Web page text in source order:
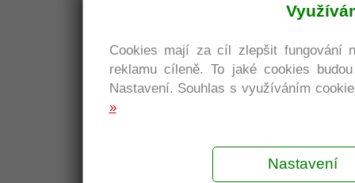
Cookies mají za cíl zlepšit fungování
reklamu cíleně. To jaké cookies
Nastavení. Souhlas s využíváním
»
Nastavení